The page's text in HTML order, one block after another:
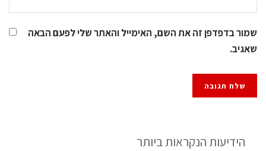
שמור בדפדפן זה את השם, האימייל והאתר שלי לפעם הבאה
שאגיב.
הידיעות הנקראות ביותר